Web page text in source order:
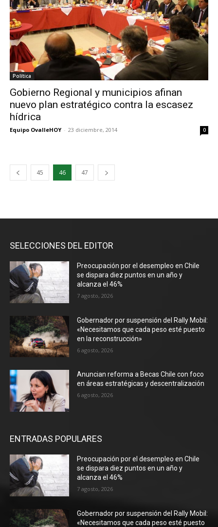
Política
Gobierno Regional y municipios afinan
nuevo plan estratégico contra la escasez
hídrica
Equipo OvalleHOY - 23 diciembre, 2014 0
45 46 47
SELECCIONES DEL EDITOR
Preocupación por el desempleo en Chile
se dispara diez puntos en un año y
alcanza el 46%
7 agosto, 2026
Gobernador por suspensión del Rally Mobil:
«Necesitamos que cada peso esté puesto
en la reconstrucción»
6 agosto, 2026
Anuncian reforma a Becas Chile con foco
en áreas estratégicas y descentralización
6 agosto, 2026
ENTRADAS POPULARES
Preocupación por el desempleo en Chile
se dispara diez puntos en un año y
alcanza el 46%
7 agosto, 2026
Gobernador por suspensión del Rally Mobil:
«Necesitamos que cada peso esté puesto